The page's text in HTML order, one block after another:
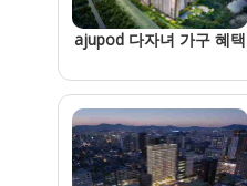
ajupod 다자녀 가구 혜택